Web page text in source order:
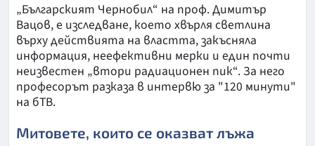
„Българският Чернобил“ на проф. Димитър
Вацов, е изследване, което хвърля светлина
върху действията на властта, закъсняла
информация, неефективни мерки и един почти
неизвестен „втори радиационен пик“. За него
професорът разказа в интервю за "120 минути"
на бТВ.
Митовете, които се оказват лъжа